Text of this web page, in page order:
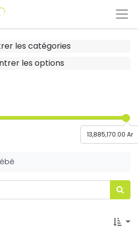
les catégories
les options
13,885,170.00 Ar